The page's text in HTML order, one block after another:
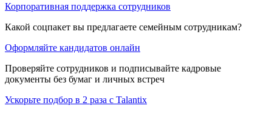
Корпоративная поддержка сотрудников
Какой соцпакет вы предлагаете семейным сотрудникам?
Оформляйте кандидатов онлайн
Проверяйте сотрудников и подписывайте кадровые
документы без бумаг и личных встреч
Ускорьте подбор в 2 раза с Talantix